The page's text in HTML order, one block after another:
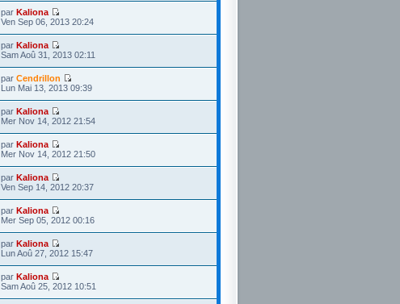
par Kaliona
Ven Sep 06, 2013 20:24
par Kaliona
Sam Aoû 31, 2013 02:11
par Cendrillon
Lun Mai 13, 2013 09:39
par Kaliona
Mer Nov 14, 2012 21:54
par Kaliona
Mer Nov 14, 2012 21:50
par Kaliona
Ven Sep 14, 2012 20:37
par Kaliona
Mer Sep 05, 2012 00:16
par Kaliona
Lun Aoû 27, 2012 15:47
par Kaliona
Sam Aoû 25, 2012 10:51